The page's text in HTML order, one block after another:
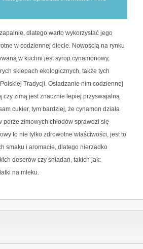
dlatego warto wykorzystać jego
w codziennej diecie. Nowością na rynku
w kuchni jest syrop cynamonowy,
sklepach ekologicznych, także tych
Tradycji. Osładzanie nim codziennej
czy zimą jest znacznie lepiej przyswajalną
cukier, tym bardziej, że cynamon działa
zimowych chłodów sprawdzi się
to nie tylko zdrowotne właściwości, jest to
smaku i aromacie, dlatego nierzadko
deserów czy śniadań, takich jak:
na mleku.